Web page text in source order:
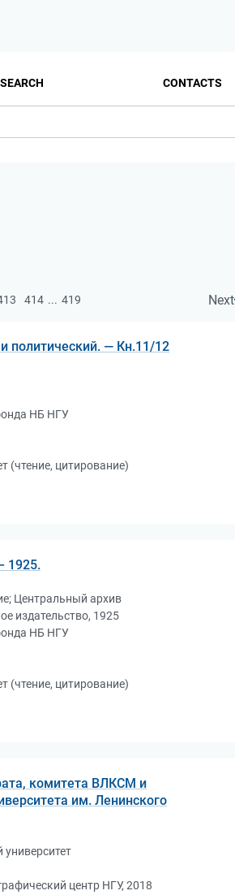
CONTACTS
414 ... 419 Next
политический. — Кн.11/12
НБ НГУ
(чтение, цитирование)
1925.
Центральный архив
издательство, 1925
НБ НГУ
(чтение, цитирование)
комитета ВЛКСМ и
им. Ленинского
центр НГУ, 2018